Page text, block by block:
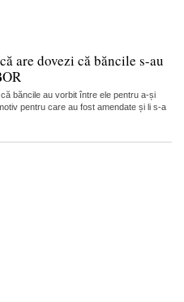
are dovezi că băncile s-au
băncile au vorbit între ele pentru a-și
pentru care au fost amendate și li s-a